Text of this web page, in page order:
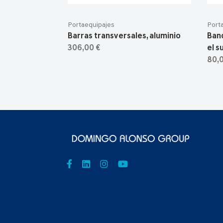
Portaequipajes
Barras transversales, aluminio
306,00 €
el